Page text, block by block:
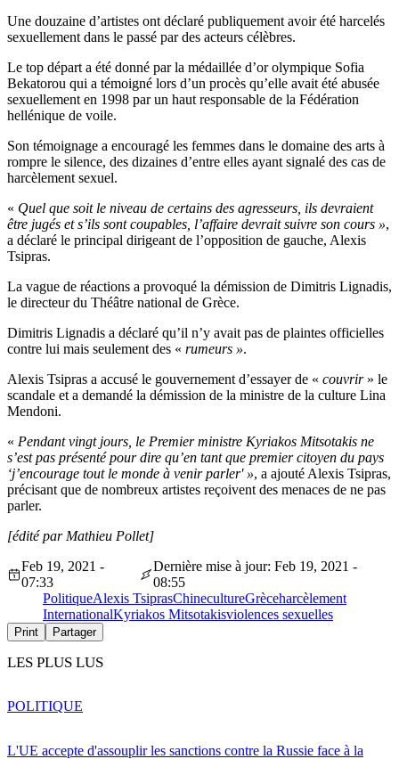
Une douzaine d’artistes ont déclaré publiquement avoir été harcelés
sexuellement dans le passé par des acteurs célèbres.
Le top départ a été donné par la médaillée d’or olympique Sofia
Bekatorou qui a témoigné lors d’un procès qu’elle avait été abusée
sexuellement en 1998 par un haut responsable de la Fédération
hellénique de voile.
Son témoignage a encouragé les femmes dans le domaine des arts à
rompre le silence, des dizaines d’entre elles ayant signalé des cas de
harcèlement sexuel.
« Quel que soit le niveau de certains des agresseurs, ils devraient
être jugés et s’ils sont coupables, l’affaire devrait suivre son cours »,
a déclaré le principal dirigeant de l’opposition de gauche, Alexis
Tsipras.
La vague de réactions a provoqué la démission de Dimitris Lignadis,
le directeur du Théâtre national de Grèce.
Dimitris Lignadis a déclaré qu’il n’y avait pas de plaintes officielles
contre lui mais seulement des « rumeurs ».
Alexis Tsipras a accusé le gouvernement d’essayer de « couvrir» le
scandale et a demandé la démission de la ministre de la culture Lina
Mendoni.
« Pendant vingt jours, le Premier ministre Kyriakos Mitsotakis ne
s’est pas présenté pour dire qu’en tant que premier citoyen du pays
‘j’encourage tout le monde à venir parler' », a ajouté Alexis Tsipras,
précisant que de nombreux artistes reçoivent des menaces de ne pas
parler.
[édité par Mathieu Pollet]
Feb 19, 2021 -
07:33
Dernière mise à jour: Feb 19, 2021 -
08:55
PolitiqueAlexis TsiprasChinecultureGrèceharcèlement
InternationalKyriakos Mitsotakisviolences sexuelles
Print Partager
LES PLUS LUS
L'UE accepte d'assouplir les sanctions contre la Russie face à la
POLITIQUE